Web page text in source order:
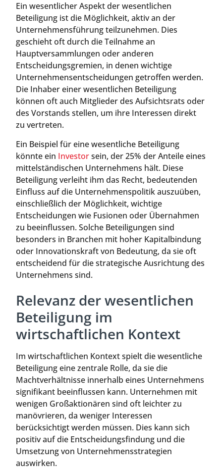
Ein wesentlicher Aspekt der wesentlichen
Beteiligung ist die Möglichkeit, aktiv an der
Unternehmensführung teilzunehmen. Dies
geschieht oft durch die Teilnahme an
Hauptversammlungen oder anderen
Entscheidungsgremien, in denen wichtige
Unternehmensentscheidungen getroffen werden.
Die Inhaber einer wesentlichen Beteiligung
können oft auch Mitglieder des Aufsichtsrats oder
des Vorstands stellen, um ihre Interessen direkt
zu vertreten.
Ein Beispiel für eine wesentliche Beteiligung
könnte ein Investorsein, der 25% der Anteile eines
mittelständischen Unternehmens hält. Diese
Beteiligung verleiht ihm das Recht, bedeutenden
Einfluss auf die Unternehmenspolitik auszuüben,
einschließlich der Möglichkeit, wichtige
Entscheidungen wie Fusionen oder Übernahmen
zu beeinflussen. Solche Beteiligungen sind
besonders in Branchen mit hoher Kapitalbindung
oder Innovationskraft von Bedeutung, da sie oft
entscheidend für die strategische Ausrichtung des
Unternehmens sind.
Relevanz der wesentlichen
Beteiligung im
wirtschaftlichen Kontext
Im wirtschaftlichen Kontext spielt die wesentliche
Beteiligung eine zentrale Rolle, da sie die
Machtverhältnisse innerhalb eines Unternehmens
signifikant beeinflussen kann. Unternehmen mit
wenigen Großaktionären sind oft leichter zu
manövrieren, da weniger Interessen
berücksichtigt werden müssen. Dies kann sich
positiv auf die Entscheidungsfindung und die
Umsetzung von Unternehmensstrategien
auswirken.